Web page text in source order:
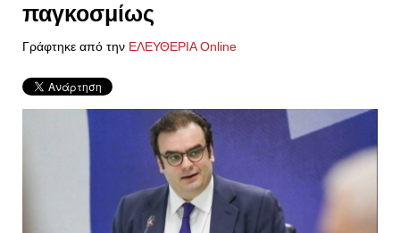
παγκοσμίως
Γράφτηκε από την ΕΛΕΥΘΕΡΙΑ Online